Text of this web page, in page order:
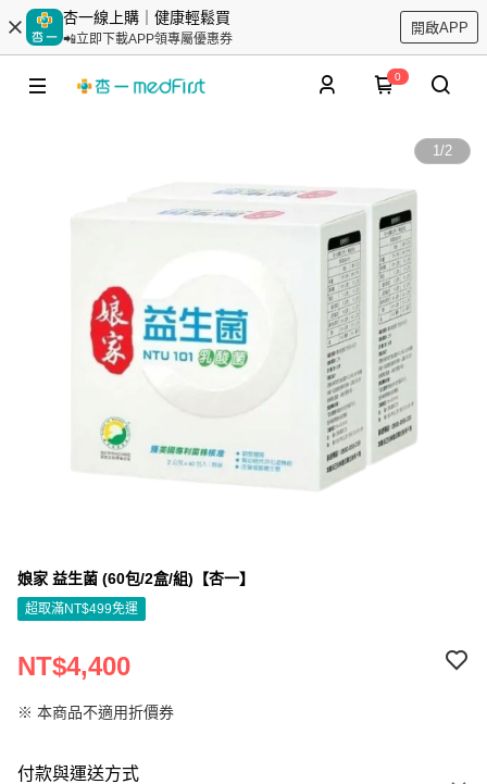
杏一線上購｜健康輕鬆買
📲立即下載APP領專屬優惠券
開啟APP
0
1/2
娘家 益生菌 (60包/2盒/組)【杏一】
超取滿NT$499免運
NT$4,400
※ 本商品不適用折價券
付款與運送方式